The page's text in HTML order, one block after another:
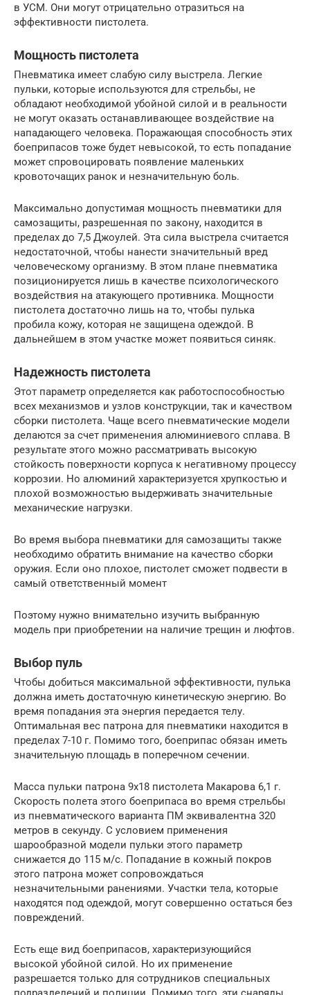
в УСМ. Они могут отрицательно отразиться на
эффективности пистолета.
Мощность пистолета
Пневматика имеет слабую силу выстрела. Легкие
пульки, которые используются для стрельбы, не
обладают необходимой убойной силой и в реальности
не могут оказать останавливающее воздействие на
нападающего человека. Поражающая способность этих
боеприпасов тоже будет невысокой, то есть попадание
может спровоцировать появление маленьких
кровоточащих ранок и незначительную боль.
Максимально допустимая мощность пневматики для
самозащиты, разрешенная по закону, находится в
пределах до 7,5 Джоулей. Эта сила выстрела считается
недостаточной, чтобы нанести значительный вред
человеческому организму. В этом плане пневматика
позиционируется лишь в качестве психологического
воздействия на атакующего противника. Мощности
пистолета достаточно лишь на то, чтобы пулька
пробила кожу, которая не защищена одеждой. В
дальнейшем в этом участке может появиться синяк.
Надежность пистолета
Этот параметр определяется как работоспособностью
всех механизмов и узлов конструкции, так и качеством
сборки пистолета. Чаще всего пневматические модели
делаются за счет применения алюминиевого сплава. В
результате этого можно рассматривать высокую
стойкость поверхности корпуса к негативному процессу
коррозии. Но алюминий характеризуется хрупкостью и
плохой возможностью выдерживать значительные
механические нагрузки.
Во время выбора пневматики для самозащиты также
необходимо обратить внимание на качество сборки
оружия. Если оно плохое, пистолет сможет подвести в
самый ответственный момент
Поэтому нужно внимательно изучить выбранную
модель при приобретении на наличие трещин и люфтов.
Выбор пуль
Чтобы добиться максимальной эффективности, пулька
должна иметь достаточную кинетическую энергию. Во
время попадания эта энергия передается телу.
Оптимальная вес патрона для пневматики находится в
пределах 7-10 г. Помимо того, боеприпас обязан иметь
значительную площадь в поперечном сечении.
Масса пульки патрона 9х18 пистолета Макарова 6,1 г.
Скорость полета этого боеприпаса во время стрельбы
из пневматического варианта ПМ эквивалентна 320
метров в секунду. С условием применения
шарообразной модели пульки этого параметр
снижается до 115 м/с. Попадание в кожный покров
этого патрона может сопровождаться
незначительными ранениями. Участки тела, которые
находятся под одеждой, могут совершенно остаться без
повреждений.
Есть еще вид боеприпасов, характеризующийся
высокой убойной силой. Но их применение
разрешается только для сотрудников специальных